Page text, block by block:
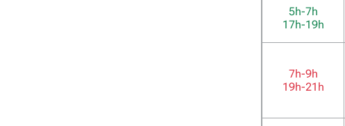
5h-7h
17h-19h
7h-9h
19h-21h